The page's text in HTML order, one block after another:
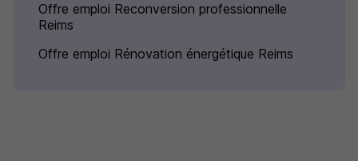
Offre emploi Reconversion professionnelle
Reims
Offre emploi Rénovation énergétique Reims